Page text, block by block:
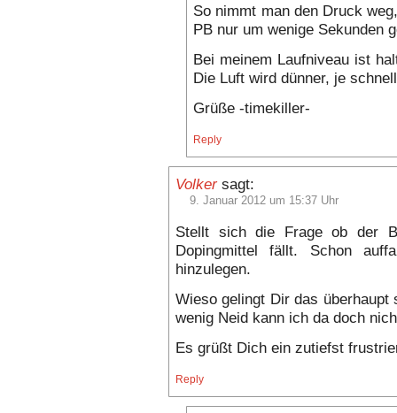
So nimmt man den Druck
PB nur um wenige Sekunden
Bei meinem Laufniveau ist
Die Luft wird dünner, je
Grüße -timekiller-
Reply
Volker sagt:
9. Januar 2012 um 15:37 Uhr
Stellt sich die Frage ob der
Dopingmittel fällt. Schon
hinzulegen.
Wieso gelingt Dir das überhaupt
wenig Neid kann ich da doch
Es grüßt Dich ein zutiefst
Reply